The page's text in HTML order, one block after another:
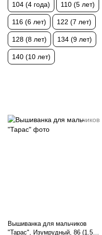
104 (4 года) 110 (5 лет)
116 (6 лет) 122 (7 лет)
128 (8 лет) 134 (9 лет)
140 (10 лет)
Вышиванка для мальчиков
"Тарас", Изумрудный, 86 (1.5